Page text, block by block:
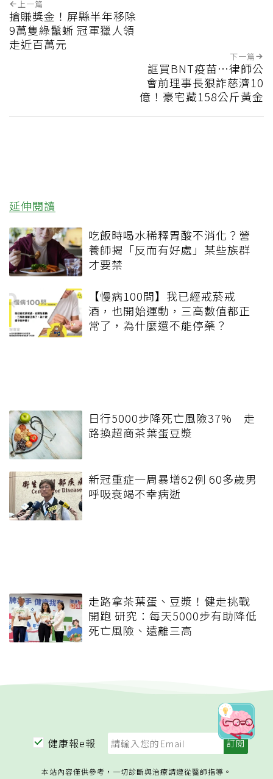
上一篇
搶賺獎金！屏縣半年移除
9萬隻綠鬣蜥 冠軍獵人領
走近百萬元
下一篇
誆買BNT疫苗…律師公
會前理事長狠詐慈濟10
億！豪宅藏158公斤黃金
延伸閱讀
吃飯時喝水稀釋胃酸不消化？營
養師揭「反而有好處」某些族群
才要禁
【慢病100問】我已經戒菸戒
酒，也開始運動，三高數值都正
常了，為什麼還不能停藥？
日行5000步降死亡風險37% 走
路換超商茶葉蛋豆漿
新冠重症一周暴增62例 60多歲男
呼吸衰竭不幸病逝
走路拿茶葉蛋、豆漿！健走挑戰
開跑 研究：每天5000步有助降低
死亡風險、遠離三高
健康報e報
本站內容僅供參考，一切診斷與治療請遵從醫師指導。